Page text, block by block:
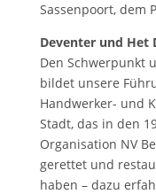
Sassenpoort, dem
Deventer und Het
Den Schwerpunkt
bildet unsere
Handwerker- und
Stadt, das in den
Organisation NV
gerettet und
haben – dazu